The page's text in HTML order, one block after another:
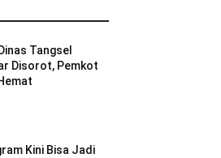
Tangsel
Disorot, Pemkot
Kini Bisa Jadi